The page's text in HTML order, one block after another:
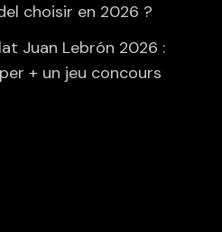
choisir en 2026 ?
Juan Lebrón 2026 :
+ un jeu concours